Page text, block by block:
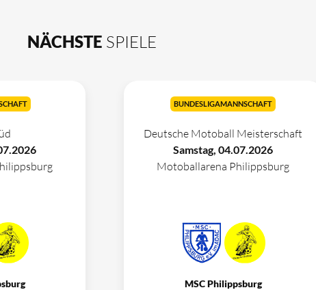
NÄCHSTE SPIELE
BUNDESLIGAMANNSCHAFT
Deutsche Motoball Meisterschaft
Samstag, 04.07.2026
Motoballarena Philippsburg
MSC Philippsburg